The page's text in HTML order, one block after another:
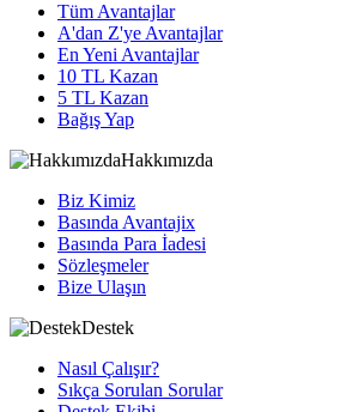
Tüm Avantajlar
A'dan Z'ye Avantajlar
En Yeni Avantajlar
10 TL Kazan
5 TL Kazan
Bağış Yap
Hakkımızda
Biz Kimiz
Basında Avantajix
Basında Para İadesi
Sözleşmeler
Bize Ulaşın
Destek
Nasıl Çalışır?
Sıkça Sorulan Sorular